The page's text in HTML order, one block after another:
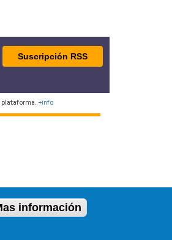
Suscripción RSS
plataforma. +info
información